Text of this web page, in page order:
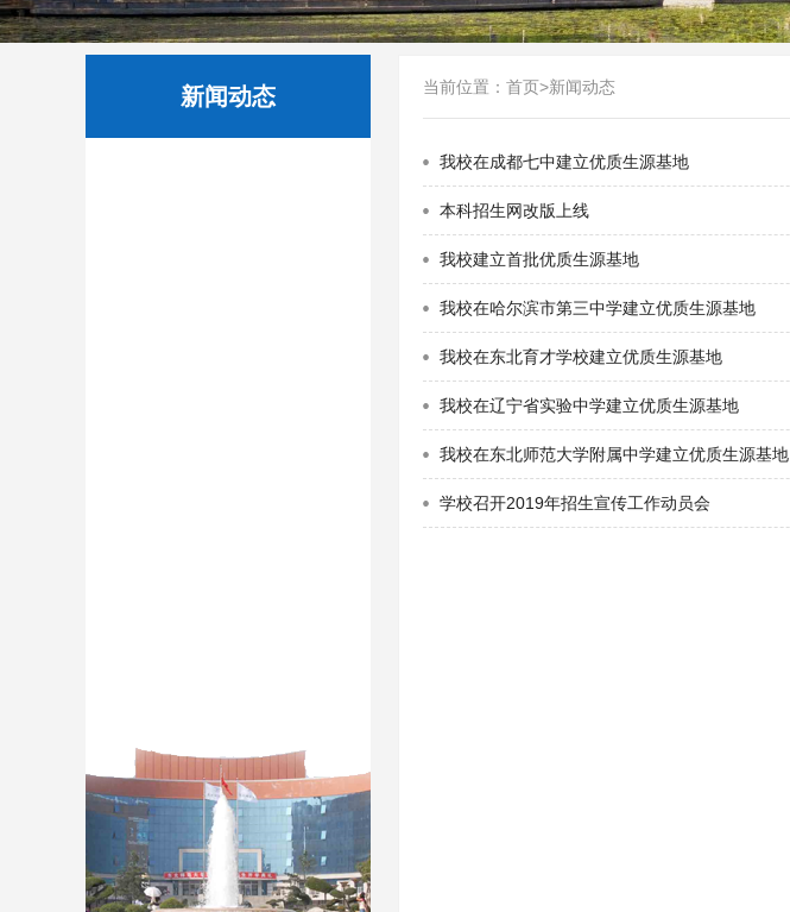
新闻动态 当前位置： 首页>新闻动态
我校在成都七中建立优质生源基地
本科招生网改版上线
我校建立首批优质生源基地
我校在哈尔滨市第三中学建立优质生源基地
我校在东北育才学校建立优质生源基地
我校在辽宁省实验中学建立优质生源基地
我校在东北师范大学附属中学建立优质生源基地
学校召开2019年招生宣传工作动员会